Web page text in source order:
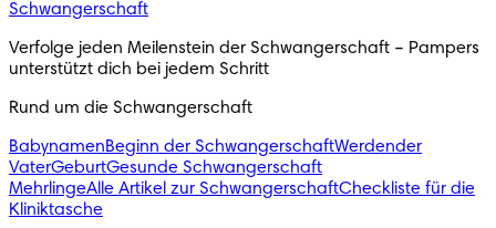
Schwangerschaft
Verfolge jeden Meilenstein der Schwangerschaft – Pampers
unterstützt dich bei jedem Schritt
Rund um die Schwangerschaft
BabynamenBeginn der SchwangerschaftWerdender
VaterGeburtGesunde Schwangerschaft
MehrlingeAlle Artikel zur SchwangerschaftCheckliste für die
Kliniktasche